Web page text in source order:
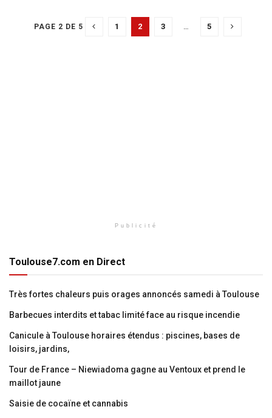
PAGE 2 DE 5 1 2 3 … 5
Publicité
Toulouse7.com en Direct
Très fortes chaleurs puis orages annoncés samedi à Toulouse
Barbecues interdits et tabac limité face au risque incendie
Canicule à Toulouse horaires étendus : piscines, bases de
loisirs, jardins,
Tour de France – Niewiadoma gagne au Ventoux et prend le
maillot jaune
Saisie de cocaïne et cannabis